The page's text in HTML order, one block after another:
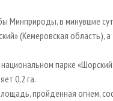
Минприроды, в минувшие
(Кемеровская
парке
0,2 га.
пройденная огнем,